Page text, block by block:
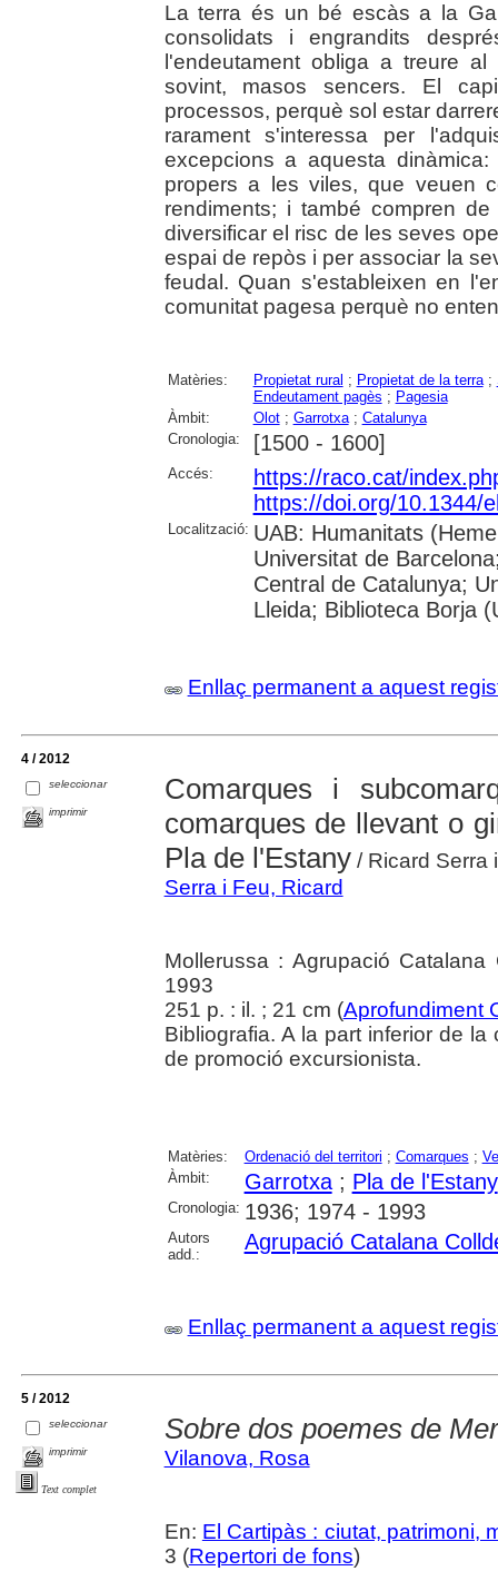
La terra és un bé escàs a la
consolidats i engrandits
l'endeutament obliga a treure
sovint, masos sencers. El
processos, perquè sol estar
rarament s'interessa per
excepcions a aquesta
propers a les viles, que veuen
rendiments; i també compren
diversificar el risc de les seves
espai de repòs i per associar la
feudal. Quan s'estableixen en
comunitat pagesa perquè no
Matèries: Propietat rural ; Propietat de la terra;
Endeutament pagès ; Pagesia
Àmbit:
Olot; Garrotxa; Catalunya
Cronologia:
[1500 - 1600]
Accés:
https://raco.cat/
https://doi.org/10.1344/
Localització: UAB: Humanitats
Universitat de
Central de Catalunya;
Lleida; Biblioteca Borja
Enllaç permanent a aquest
4 / 2012
seleccionar
imprimir
Comarques i
comarques de llevant o
Pla de l'Estany/ Ricard Serra
Serra i Feu, Ricard
Mollerussa : Agrupació
1993
251 p. : il. ; 21 cm (Aprofundiment
Bibliografia. A la part inferior de
de promoció excursionista.
Matèries: Ordenació del territori ; Comarques ;
Àmbit:
Garrotxa; Pla de l'Estany
Cronologia: 1936; 1974 - 1993
Autors
add.:
Agrupació Catalana
Enllaç permanent a aquest
5 / 2012
seleccionar
imprimir
Text complet
Sobre dos poemes de
Vilanova, Rosa
En: El Cartipàs : ciutat, patrimoni,
3 (Repertori de fons)